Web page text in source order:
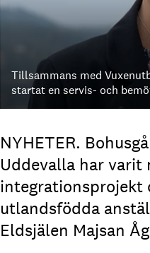
Tillsammans med
startat en servis- och
NYHETER.
Uddevalla har
integrationsprojekt
utlandsfödda
Eldsjälen Majsan